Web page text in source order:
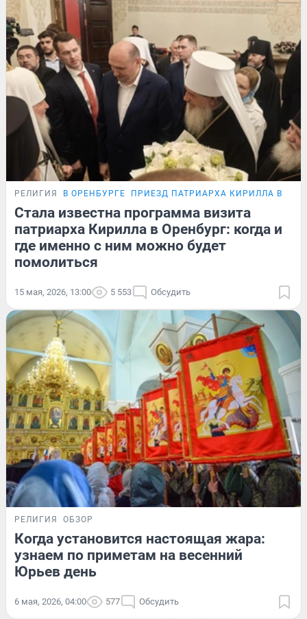
РЕЛИГИЯ В ОРЕНБУРГЕ ПРИЕЗД ПАТРИАРХА КИРИЛЛА В
Стала известна программа визита
патриарха Кирилла в Оренбург: когда и
где именно с ним можно будет
помолиться
15 мая, 2026, 13:00 5 553 Обсудить
РЕЛИГИЯ ОБЗОР
Когда установится настоящая жара:
узнаем по приметам на весенний
Юрьев день
6 мая, 2026, 04:00 577 Обсудить